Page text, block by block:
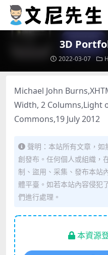
3D
2022-03-07
Michael John
Width, 2 Columns,Light
Commons,19 July 2012
聲明：本站所有文章，
創發布。任何個人或組織，
制、盜用、采集、發布本站
體平臺。如若本站內容侵犯
們進行處理。
本資源